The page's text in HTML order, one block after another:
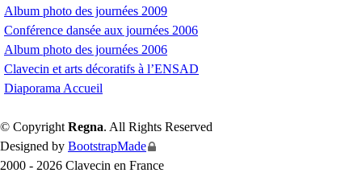
Album photo des journées 2009
Conférence dansée aux journées 2006
Album photo des journées 2006
Clavecin et arts décoratifs à l’ENSAD
Diaporama Accueil
© Copyright Regna. All Rights Reserved
Designed by BootstrapMade
2000 - 2026 Clavecin en France